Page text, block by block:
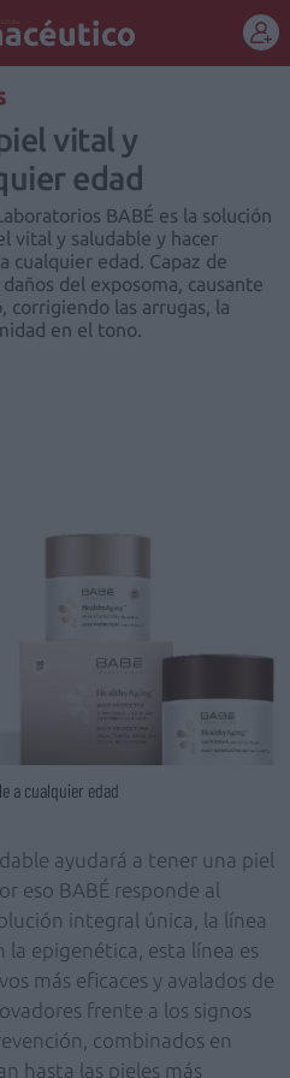
vital y
edad
BABÉ es la solución
vital y saludable y hacer
cualquier edad. Capaz de
del exposoma, causante
corrigiendo las arrugas, la
en el tono.
a cualquier edad
ayudará a tener una piel
eso BABÉ responde al
integral única, la línea
la epigenética, esta línea es
más eficaces y avalados de
frente a los signos
combinados en
hasta las pieles más